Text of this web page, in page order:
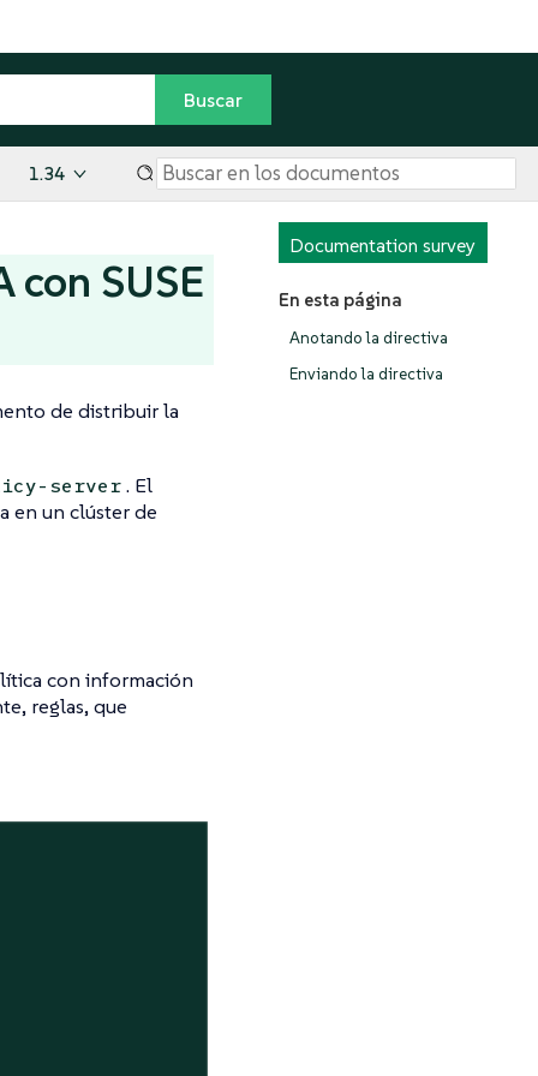
1.34
Documentation survey
En esta página
Anotando la directiva
Enviando la directiva
SUSE
de distribuir la
server . El
en un clúster de
con información
reglas, que